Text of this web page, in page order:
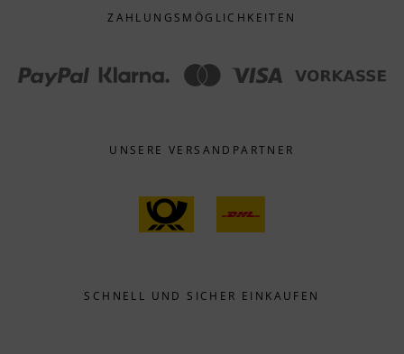
ZAHLUNGS­MÖGLICHKEITEN
UNSERE VERSANDPARTNER
SCHNELL UND SICHER EINKAUFEN